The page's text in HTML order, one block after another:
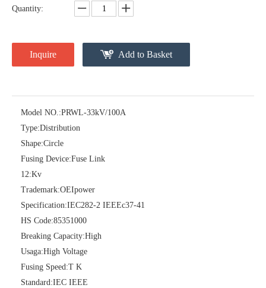
Polymer Fuse Cutout, Drop out Fuses 36 Kv 200A Polymer Fuse Cutout, Drop out Fuses 18 Kv 200A
Quantity:
Inquire Add to Basket
Model NO.:PRWL-33kV/100A
Type:Distribution
Shape:Circle
Fusing Device:Fuse Link
12:Kv
Trademark:OEIpower
Specification:IEC282-2 IEEEc37-41
HS Code:85351000
Breaking Capacity:High
Usaga:High Voltage
Fusing Speed:T K
Standard:IEC IEEE